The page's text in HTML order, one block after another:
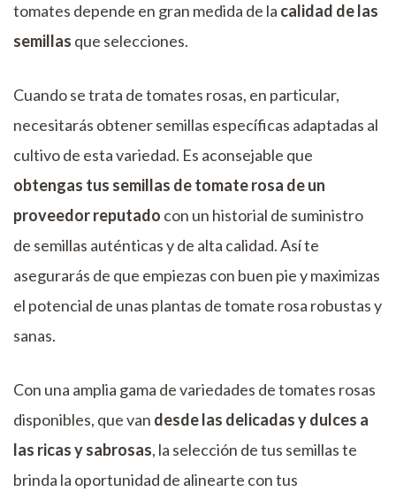
tomates depende en gran medida de la calidad de las
semillas que selecciones.
Cuando se trata de tomates rosas, en particular,
necesitarás obtener semillas específicas adaptadas al
cultivo de esta variedad. Es aconsejable que
obtengas tus semillas de tomate rosa de un
proveedor reputado con un historial de suministro
de semillas auténticas y de alta calidad. Así te
asegurarás de que empiezas con buen pie y maximizas
el potencial de unas plantas de tomate rosa robustas y
sanas.
Con una amplia gama de variedades de tomates rosas
disponibles, que van desde las delicadas y dulces a
las ricas y sabrosas, la selección de tus semillas te
brinda la oportunidad de alinearte con tus